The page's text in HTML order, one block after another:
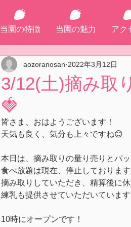
当園の特徴 当園の魅力 アク
3/12(土)摘み取
🍓
aozoranosan 2022年3月12日
皆さま、おはようございます！
天気も良く、気分も上々ですね😊
本日は、摘み取りの量り売りとパ
食べ放題は現在、停止しておりま
摘み取りしていただき、精算後に
練乳も提供させていただいています
10時にオープンです！